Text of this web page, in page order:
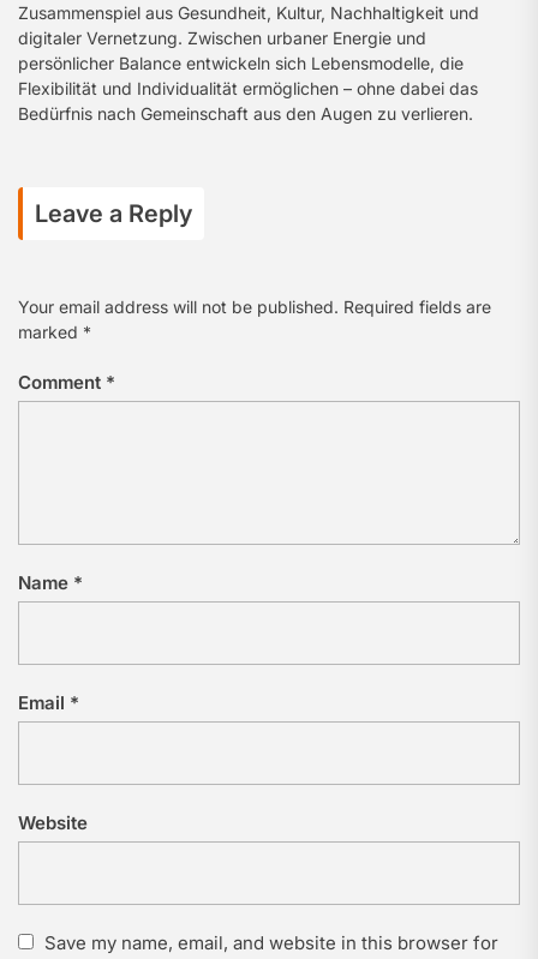
Zusammenspiel aus Gesundheit, Kultur, Nachhaltigkeit und
digitaler Vernetzung. Zwischen urbaner Energie und
persönlicher Balance entwickeln sich Lebensmodelle, die
Flexibilität und Individualität ermöglichen – ohne dabei das
Bedürfnis nach Gemeinschaft aus den Augen zu verlieren.
Leave a Reply
Your email address will not be published. Required fields are
marked *
Comment *
Name *
Email *
Website
Save my name, email, and website in this browser for